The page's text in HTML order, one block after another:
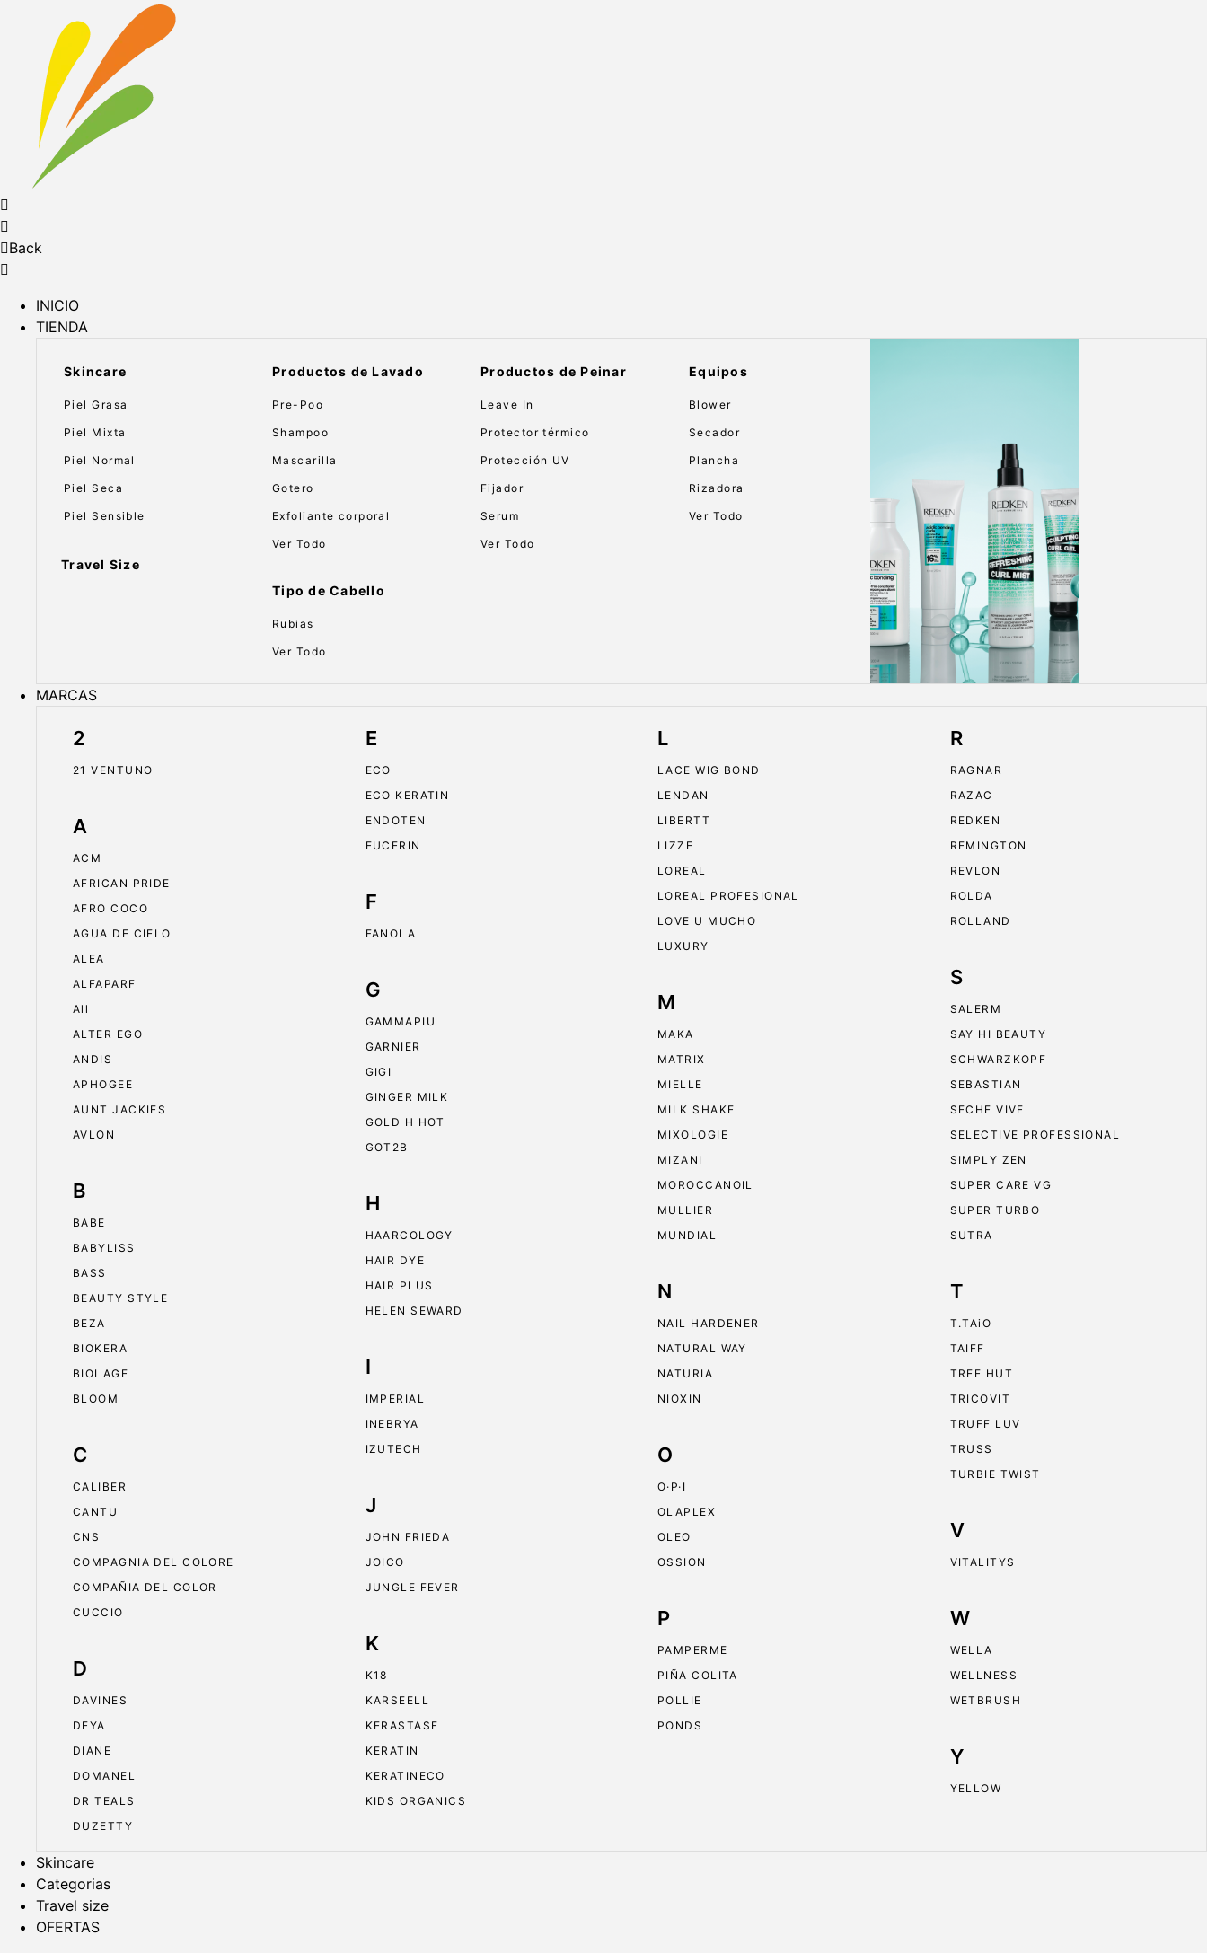
Back
INICIO
TIENDA
Skincare
Piel Grasa
Piel Mixta
Piel Normal
Piel Seca
Piel Sensible
Travel Size
Productos de Lavado
Pre-Poo
Shampoo
Mascarilla
Gotero
Exfoliante corporal
Ver Todo
Tipo de Cabello
Rubias
Ver Todo
Productos de Peinar
Leave In
Protector térmico
Protección UV
Fijador
Serum
Ver Todo
Equipos
Blower
Secador
Plancha
Rizadora
Ver Todo
MARCAS
2
21 VENTUNO
A
ACM
AFRICAN PRIDE
AFRO COCO
AGUA DE CIELO
ALEA
ALFAPARF
All
ALTER EGO
ANDIS
APHOGEE
AUNT JACKIES
AVLON
B
BABE
BABYLISS
BASS
BEAUTY STYLE
BEZA
BIOKERA
BIOLAGE
BLOOM
C
CALIBER
CANTU
CNS
COMPAGNIA DEL COLORE
COMPAÑIA DEL COLOR
CUCCIO
D
DAVINES
DEYA
DIANE
DOMANEL
DR TEALS
DUZETTY
E
ECO
ECO KERATIN
ENDOTEN
EUCERIN
F
FANOLA
G
GAMMAPIU
GARNIER
GIGI
GINGER MILK
GOLD H HOT
GOT2B
H
HAARCOLOGY
HAIR DYE
HAIR PLUS
HELEN SEWARD
I
IMPERIAL
INEBRYA
IZUTECH
J
JOHN FRIEDA
JOICO
JUNGLE FEVER
K
K18
KARSEELL
KERASTASE
KERATIN
KERATINECO
KIDS ORGANICS
L
LACE WIG BOND
LENDAN
LIBERTT
LIZZE
LOREAL
LOREAL PROFESIONAL
LOVE U MUCHO
LUXURY
M
MAKA
MATRIX
MIELLE
MILK SHAKE
MIXOLOGIE
MIZANI
MOROCCANOIL
MULLIER
MUNDIAL
N
NAIL HARDENER
NATURAL WAY
NATURIA
NIOXIN
O
O·P·I
OLAPLEX
OLEO
OSSION
P
PAMPERME
PIÑA COLITA
POLLIE
PONDS
R
RAGNAR
RAZAC
REDKEN
REMINGTON
REVLON
ROLDA
ROLLAND
S
SALERM
SAY HI BEAUTY
SCHWARZKOPF
SEBASTIAN
SECHE VIVE
SELECTIVE PROFESSIONAL
SIMPLY ZEN
SUPER CARE VG
SUPER TURBO
SUTRA
T
T.TAiO
TAIFF
TREE HUT
TRICOVIT
TRUFF LUV
TRUSS
TURBIE TWIST
V
VITALITYS
W
WELLA
WELLNESS
WETBRUSH
Y
YELLOW
Skincare
Categorias
Travel size
OFERTAS